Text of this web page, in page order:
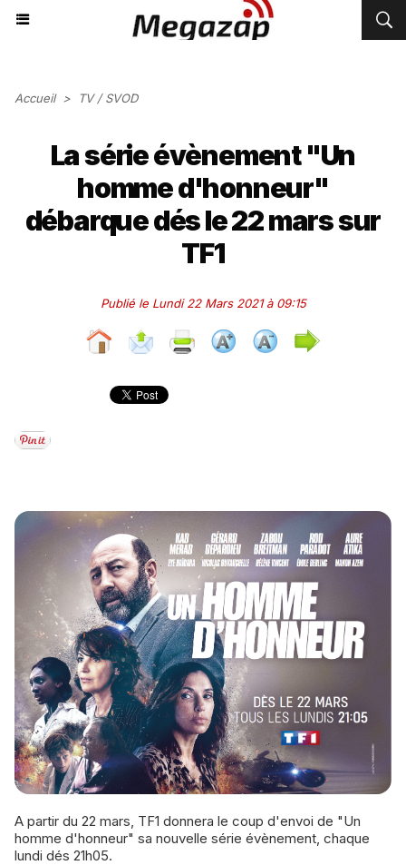
Accueil > TV / SVOD
La série évènement "Un
homme d'honneur"
débarque dés le 22 mars sur
TF1
Publié le Lundi 22 Mars 2021 à 09:15
A partir du 22 mars, TF1 donnera le coup d'envoi de "Un
homme d'honneur" sa nouvelle série évènement, chaque
lundi dés 21h05.